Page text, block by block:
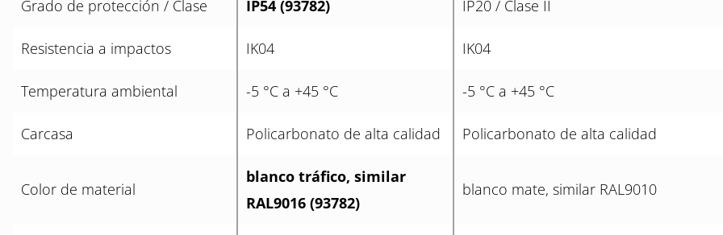
Grado de protección / Clase IP54 (93782) IP20 / Clase II
Resistencia a impactos IK04 IK04
Temperatura ambiental -5 °C a +45 °C -5 °C a +45 °C
Carcasa Policarbonato de alta calidad Policarbonato de alta calidad
Color de material
blanco tráfico, similar
RAL9016 (93782)
blanco mate, similar RAL9010